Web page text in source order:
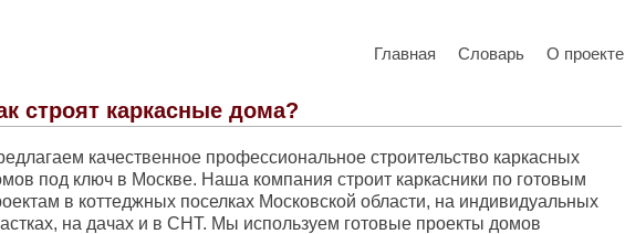
Главная Словарь О проекте
строят каркасные дома?
качественное профессиональное строительство каркасных
под ключ в Москве. Наша компания строит каркасники по готовым
в коттеджных поселках Московской области, на индивидуальных
на дачах и в СНТ. Мы используем готовые проекты домов